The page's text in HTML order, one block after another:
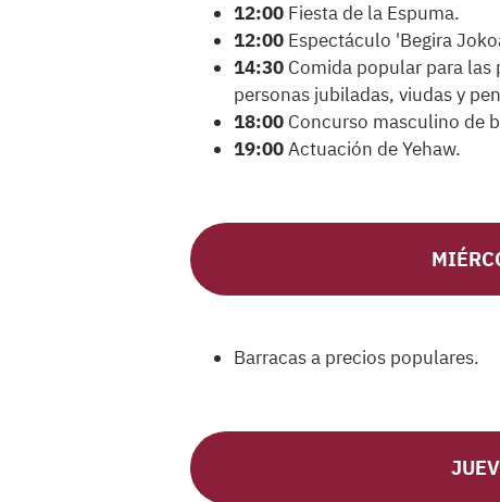
12:00 Fiesta de la Espuma.
12:00 Espectáculo 'Begira
14:30 Comida popular para las
personas jubiladas, viudas y
18:00 Concurso masculino de
19:00Actuación de Yehaw.
Barracas a precios populares.